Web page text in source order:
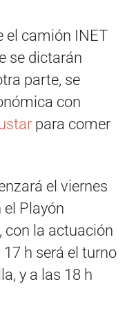
el camión INET
se dictarán
parte, se
con
para comer
el viernes
el Playón
con la actuación
h será el turno
y a las 18 h